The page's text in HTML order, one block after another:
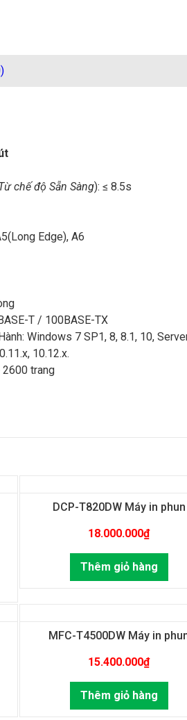
chế độ Sẵn Sàng): ≤ 8.5s
Edge), A6
T / 100BASE-TX
Windows 7 SP1, 8, 8.1, 10,
10.12.x.
2600 trang
DCP-T820DW Máy in phun
18.000.000₫
Thêm giỏ hàng
MFC-T4500DW Máy in
15.400.000₫
Thêm giỏ hàng